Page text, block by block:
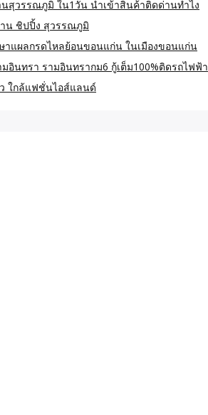
สุวรรณภูมิ ใน1วัน นำเข้าสินค้าติดด่านทำไง
น ชิปปิ้ง สุวรรณภูมิ
าแผลกรดไหลย้อนขอนแก่น ในเมืองขอนแก่น
นทรา รามอินทรากม6 กู้เต็ม100%ติดรถไฟฟ้า
ใกล้แฟชั่นไอส์แลนด์